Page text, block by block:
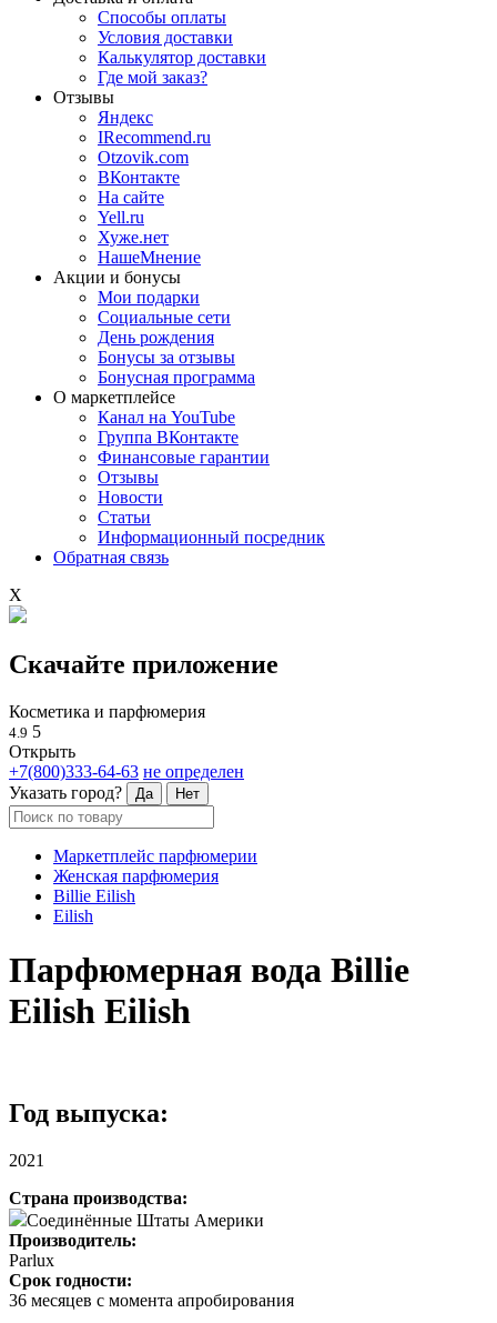
Способы оплаты
Условия доставки
Калькулятор доставки
Где мой заказ?
Отзывы
Яндекс
IRecommend.ru
Otzovik.com
ВКонтакте
На сайте
Yell.ru
Хуже.нет
НашеМнение
Акции и бонусы
Мои подарки
Социальные сети
День рождения
Бонусы за отзывы
Бонусная программа
О маркетплейсе
Канал на YouTube
Группа ВКонтакте
Финансовые гарантии
Отзывы
Новости
Статьи
Информационный посредник
Обратная связь
X
Скачайте приложение
Косметика и парфюмерия
4.9 5
Открыть
+7(800)333-64-63 не определен
Указать город?
Да Нет
Маркетплейс парфюмерии
Женская парфюмерия
Billie Eilish
Eilish
Парфюмерная вода Billie
Eilish Eilish
Год выпуска:
2021
Страна производства:
Соединённые Штаты Америки
Производитель:
Parlux
Срок годности:
36 месяцев с момента апробирования